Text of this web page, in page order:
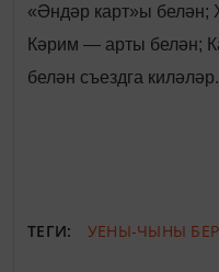
«Әндәр карт»ы белән;
Кәрим — арты белән;
белән съездга киләләр.
ТЕГИ: УЕНЫ-ЧЫНЫ